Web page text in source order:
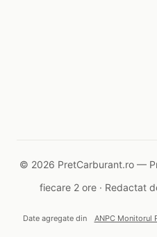
© 2026 PretCarburant.ro —
fiecare 2 ore · Redactat
Date agregate din ANPC Monitorul